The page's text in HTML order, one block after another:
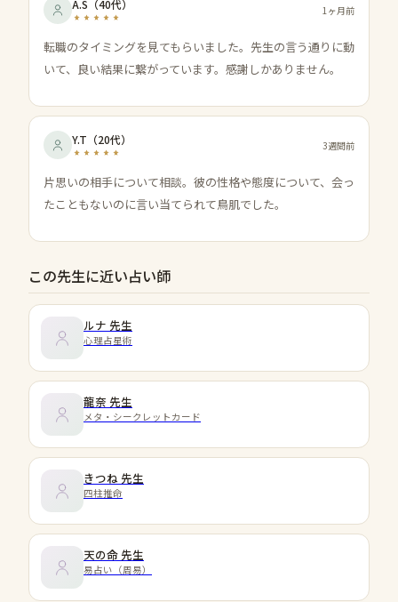
A.S （40代） 1ヶ月前
転職のタイミングを見てもらいました。先生の言う通りに動
いて、良い結果に繋がっています。感謝しかありません。
Y.T （20代） 3週間前
片思いの相手について相談。彼の性格や態度について、会っ
たこともないのに言い当てられて鳥肌でした。
この先生に近い占い師
ルナ 先生
心理占星術
龍奈 先生
メタ・シークレットカード
きつね 先生
四柱推命
天の命 先生
易占い（周易）